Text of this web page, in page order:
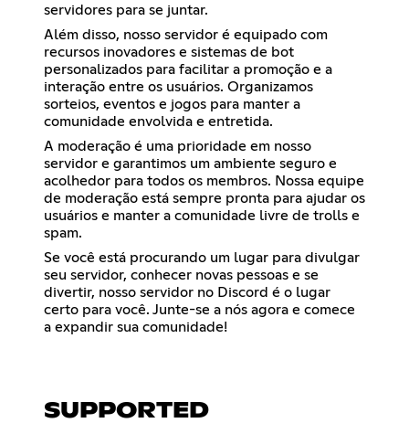
servidores para se juntar.
Além disso, nosso servidor é equipado com
recursos inovadores e sistemas de bot
personalizados para facilitar a promoção e a
interação entre os usuários. Organizamos
sorteios, eventos e jogos para manter a
comunidade envolvida e entretida.
A moderação é uma prioridade em nosso
servidor e garantimos um ambiente seguro e
acolhedor para todos os membros. Nossa equipe
de moderação está sempre pronta para ajudar os
usuários e manter a comunidade livre de trolls e
spam.
Se você está procurando um lugar para divulgar
seu servidor, conhecer novas pessoas e se
divertir, nosso servidor no Discord é o lugar
certo para você. Junte-se a nós agora e comece
a expandir sua comunidade!
SUPPORTED